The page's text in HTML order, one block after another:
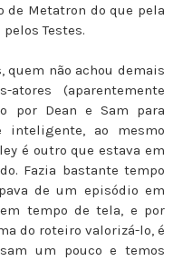
Metatron do que pela
Testes.
quem não achou demais
(aparentemente
por Dean e Sam para
ao mesmo
é outro que estava em
Fazia bastante tempo
de um episódio em
tempo de tela, e por
do roteiro valorizá-lo, é
um pouco e temos